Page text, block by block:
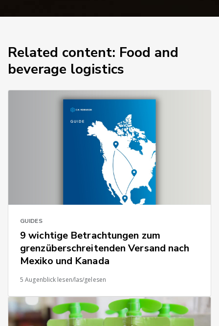
Related content: Food and
beverage logistics
GUIDES
9 wichtige Betrachtungen zum
grenzüberschreitenden Versand nach
Mexiko und Kanada
5 Augenblick lesen/las/gelesen